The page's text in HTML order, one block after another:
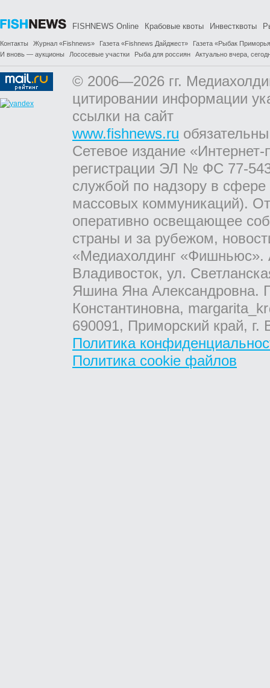
FISHNEWS Online Крабовые квоты Инвестквоты
Контакты Журнал «Fishnews» Газета «Fishnews Дайджест»
Газета «Рыбак
И вновь — аукционы
Лососевые участки Рыба для россиян Актуально вчера,
© 2006—2026 гг.
цитировании информации
ссылки на сайт
www.fishnews.ru
Сетевое издание
регистрации ЭЛ № ФС 77-
службой по надзору в
массовых коммуникаций).
оперативно освещающее
страны и за рубежом,
«Медиахолдинг «Фишньюс».
Владивосток, ул.
Яшина Яна Александровна.
Константиновна,
690091, Приморский край,
Политика
Политика cookie файлов